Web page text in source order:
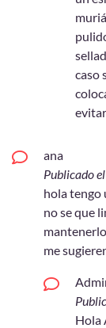
caso
ana
Publicado el
hola tengo
no se que
me
Hola